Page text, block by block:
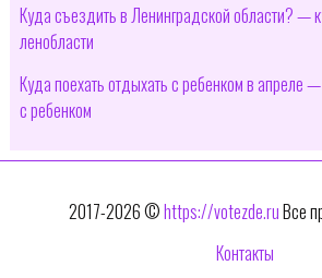
Куда съездить в Ленинградской области? —
ленобласти
Куда поехать отдыхать с ребенком в апреле
с ребенком
2017-2026 ©https://votezde.ruВсе
Контакты